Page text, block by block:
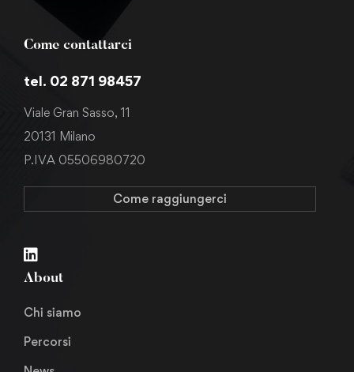
Come contattarci
tel. 02 871 98457
Viale Gran Sasso, 11
20131 Milano
P.IVA 05506980720
Come raggiungerci
About
Chi siamo
Percorsi